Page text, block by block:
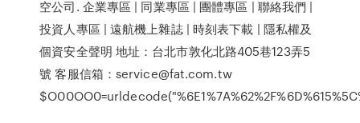
空公司. 企業專區 | 同業專區 | 團體專區 | 聯絡我們 |
投資人專區 | 遠航機上雜誌 | 時刻表下載 | 隱私權及
個資安全聲明 地址：台北市敦化北路405巷123弄5
號 客服信箱：service@fat.com.tw